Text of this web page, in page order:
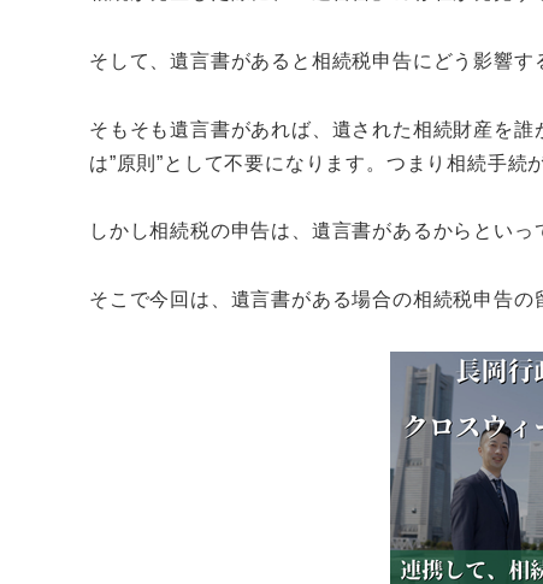
そして、遺言書があると相続税申告にどう影響
そもそも遺言書があれば、遺された相続財産を
は”原則”として不要になります。つまり相続手続
しかし相続税の申告は、遺言書があるからといっ
そこで今回は、遺言書がある場合の相続税申告の